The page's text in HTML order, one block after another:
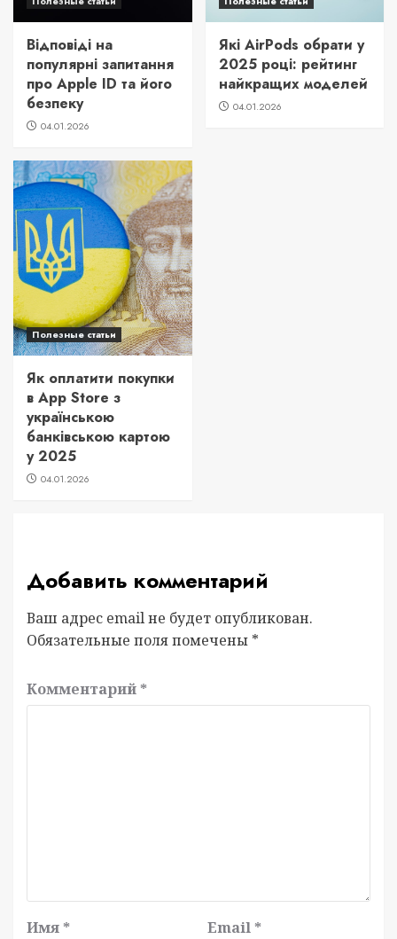
Відповіді на
популярні запитання
про Apple ID та його
безпеку
04.01.2026
Які AirPods обрати у
2025 році: рейтинг
найкращих моделей
04.01.2026
Полезные статьи
Як оплатити покупки
в App Store з
українською
банківською картою
у 2025
04.01.2026
Добавить комментарий
Ваш адрес email не будет опубликован.
Обязательные поля помечены *
Комментарий *
Имя * Email *